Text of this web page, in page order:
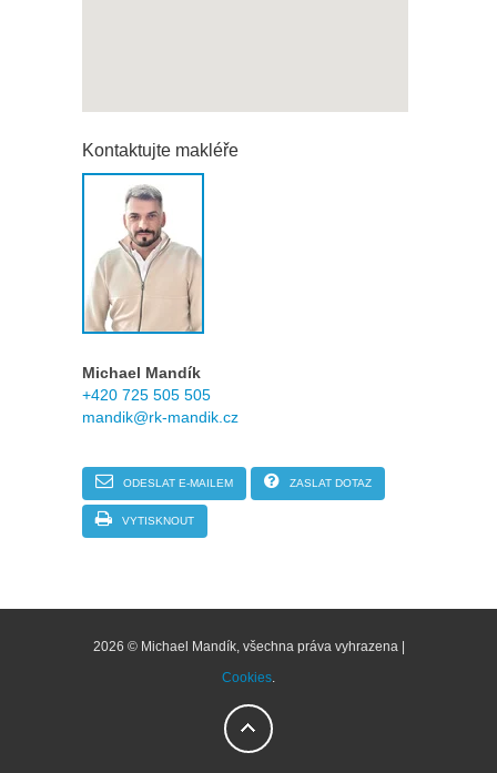
Kontaktujte makléře
Michael Mandík
+420 725 505 505
mandik@rk-mandik.cz
ODESLAT E-MAILEM ZASLAT DOTAZ
VYTISKNOUT
2026 © Michael Mandík, všechna práva vyhrazena |
Cookies.